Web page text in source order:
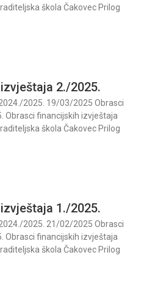
škola Čakovec Prilog
2./2025.
2025. 19/03/2025 Obrasci
Obrasci financijskih izvještaja
škola Čakovec Prilog
1./2025.
2025. 21/02/2025 Obrasci
Obrasci financijskih izvještaja
škola Čakovec Prilog